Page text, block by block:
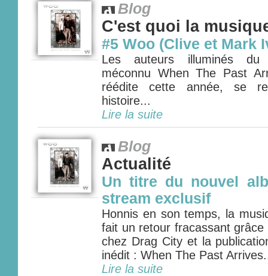
Blog
C'est quoi la
#5 Woo (Clive et Mark
Les auteurs illuminés du
méconnu When The Past
réédite cette année, se
histoire...
Lire la suite
Blog
Actualité
Un titre du nouvel
stream exclusif
Honnis en son temps, la
fait un retour fracassant grâce
chez Drag City et la
inédit : When The Past
Lire la suite